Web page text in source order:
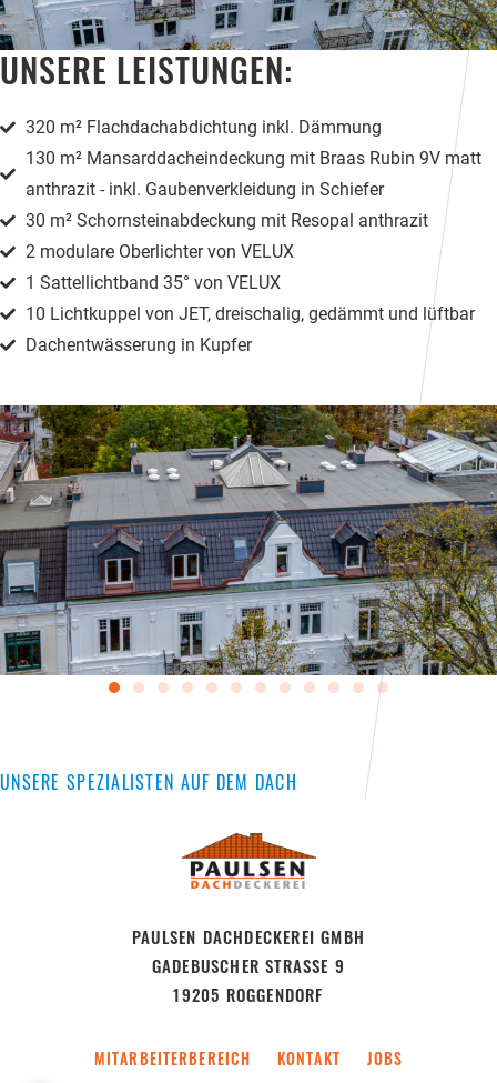
UNSERE LEISTUNGEN:
320 m² Flachdachabdichtung inkl. Dämmung
130 m² Mansarddacheindeckung mit Braas Rubin 9V matt
anthrazit - inkl. Gaubenverkleidung in Schiefer
30 m² Schornsteinabdeckung mit Resopal anthrazit
2 modulare Oberlichter von VELUX
1 Sattellichtband 35° von VELUX
10 Lichtkuppel von JET, dreischalig, gedämmt und lüftbar
Dachentwässerung in Kupfer
UNSERE SPEZIALISTEN AUF DEM DACH
PAULSEN DACHDECKEREI GMBH
GADEBUSCHER STRASSE 9
19205 ROGGENDORF
MITARBEITERBEREICH KONTAKT
JOBS